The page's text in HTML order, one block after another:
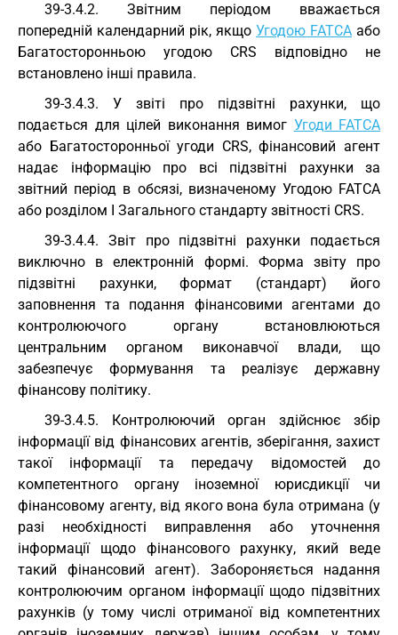
39-3.4.2. Звітним періодом вважається
попередній календарний рік, якщо Угодою FATCA або
Багатосторонньою угодою CRS відповідно не
встановлено інші правила.
39-3.4.3. У звіті про підзвітні рахунки, що
подається для цілей виконання вимог Угоди FATCA
або Багатосторонньої угоди CRS, фінансовий агент
надає інформацію про всі підзвітні рахунки за
звітний період в обсязі, визначеному Угодою FATCA
або розділом I Загального стандарту звітності CRS.
39-3.4.4. Звіт про підзвітні рахунки подається
виключно в електронній формі. Форма звіту про
підзвітні рахунки, формат (стандарт) його
заповнення та подання фінансовими агентами до
контролюючого органу встановлюються
центральним органом виконавчої влади, що
забезпечує формування та реалізує державну
фінансову політику.
39-3.4.5. Контролюючий орган здійснює збір
інформації від фінансових агентів, зберігання, захист
такої інформації та передачу відомостей до
компетентного органу іноземної юрисдикції чи
фінансовому агенту, від якого вона була отримана (у
разі необхідності виправлення або уточнення
інформації щодо фінансового рахунку, який веде
такий фінансовий агент). Забороняється надання
контролюючим органом інформації щодо підзвітних
рахунків (у тому числі отриманої від компетентних